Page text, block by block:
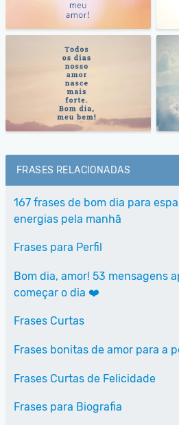
FRASES RELACIONADAS
167 frases de bom dia para
energias pela manhã
Frases para Perfil
Bom dia, amor! 53 mensagens
começar o dia ❤️
Frases Curtas
Frases bonitas de amor para a
Frases Curtas de Felicidade
Frases para Biografia